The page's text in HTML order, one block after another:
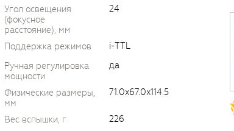
Угол освещения
(фокусное
расстояние), мм
24
Поддержка режимов
i-TTL
Ручная регулировка
мощности
да
Физические размеры,
мм
71.0x67.0x114.5
Вес вспышки, г 226